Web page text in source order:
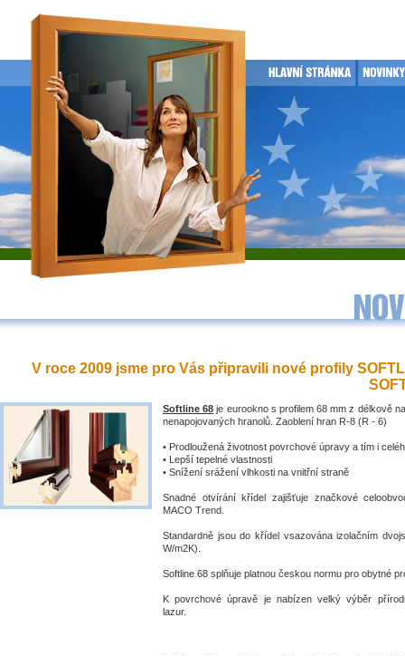
V roce 2009 jsme pro Vás připravili nové profily
Softline 68 je eurookno s profilem 68 mm z délkově
nenapojovaných hranolů. Zaoblení hran R-8 (R - 6)
• Prodloužená životnost povrchové úpravy a tím i
• Lepší tepelné vlastnosti
• Snížení srážení vlhkosti na vnitřní straně
Snadné otvírání křídel zajišťuje značkové
MACO Trend.
Standardně jsou do křídel vsazována izolačním
W/m2K).
Softline 68 splňuje platnou českou normu pro obytné
K povrchové úpravě je nabízen velký výběr
lazur.